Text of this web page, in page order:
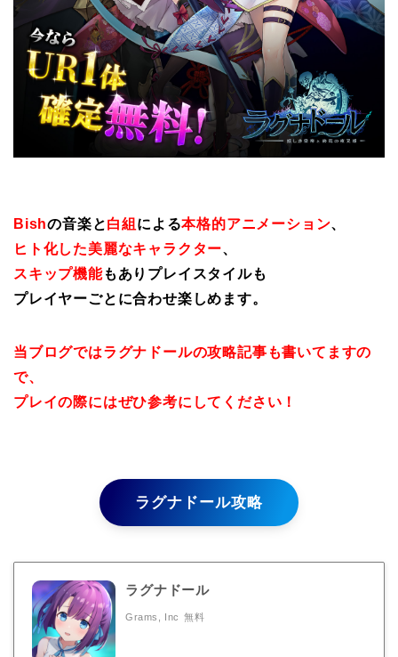
Bishの音楽と白組 による本格的アニメーション、
ヒト化した美麗なキャラクター、
スキップ機能もありプレイスタイルも
プレイヤーごとに合わせ楽しめます。
当ブログではラグナドールの攻略記事も書いてますの
で、
プレイの際にはぜひ参考にしてください！
ラグナドール攻略
ラグナドール
Grams, Inc 無料